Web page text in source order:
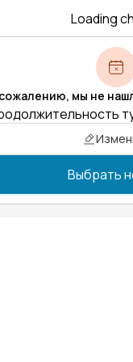
Loading
мы не
Выбрать